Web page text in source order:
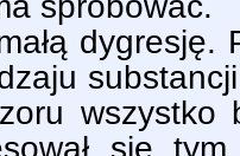
dygresję.
wszystko
się